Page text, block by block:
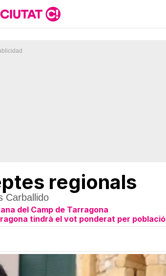
regionals
Carballido
del Camp de Tarragona
tindrà el vot ponderat per població